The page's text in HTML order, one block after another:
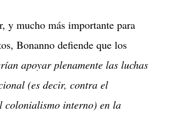
y mucho más importante para
Bonanno defiende que los
apoyar plenamente las luchas
(es decir, contra el
colonialismo interno) en la